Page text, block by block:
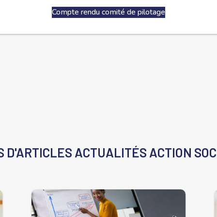
Compte rendu comité de pilotage
D'ARTICLES ACTUALITÉS ACTION